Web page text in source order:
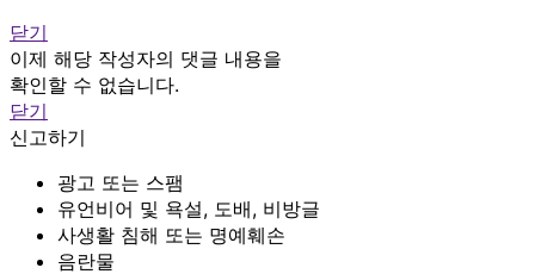
닫기
이제 해당 작성자의 댓글 내용을
확인할 수 없습니다.
닫기
신고하기
광고 또는 스팸
유언비어 및 욕설, 도배, 비방글
사생활 침해 또는 명예훼손
음란물